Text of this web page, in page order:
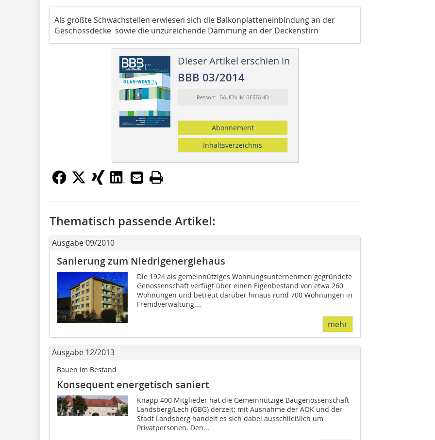
Als größte Schwachstellen erwiesen sich die Balkonplatteneinbindung an der
Geschossdecke sowie die unzureichende Dämmung an der Deckenstirn
Dieser Artikel erschien in
BBB 03/2014
Ressort: BAUEN IM BESTAND
Abonnement
Inhaltsverzeichnis
Thematisch passende Artikel:
Ausgabe 09/2010
Sanierung zum Niedrigenergiehaus
Die 1924 als gemeinnütziges Wohnungsunternehmen gegründete
Genossenschaft verfügt über einen Eigenbestand von etwa 260
Wohnungen und betreut darüber hinaus rund 700 Wohnungen in
Fremdverwaltung....
mehr
Ausgabe 12/2013
Bauen im Bestand
Konsequent energetisch saniert
Knapp 400 Mitglieder hat die Gemeinnützige Baugenossenschaft
Landsberg/Lech (GBG) derzeit; mit Ausnahme der AOK und der
Stadt Landsberg handelt es sich dabei ausschließlich um
Privatpersonen. Den...